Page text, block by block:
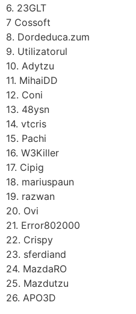
6. 23GLT
7 Cossoft
8. Dordeduca.zum
9. Utilizatorul
10. Adytzu
11. MihaiDD
12. Coni
13. 48ysn
14. vtcris
15. Pachi
16. W3Killer
17. Cipig
18. mariuspaun
19. razwan
20. Ovi
21. Error802000
22. Crispy
23. sferdiand
24. MazdaRO
25. Mazdutzu
26. APO3D